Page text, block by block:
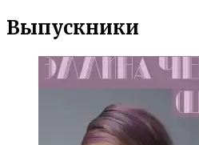
Выпускники